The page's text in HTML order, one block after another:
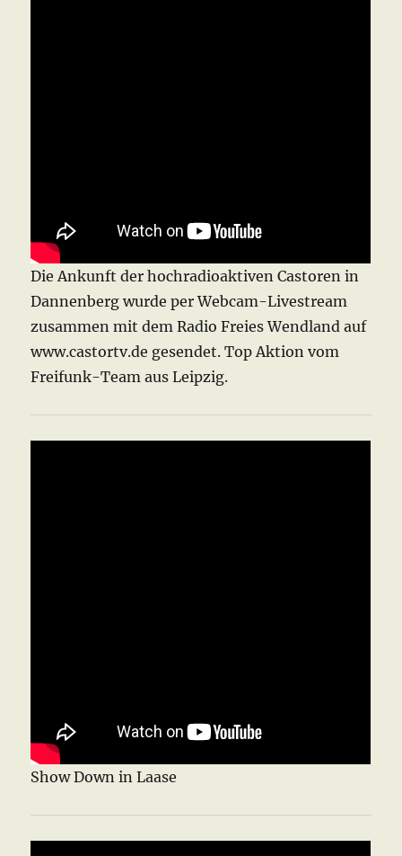
Die Ankunft der hochradioaktiven Castoren in
Dannenberg wurde per Webcam-Livestream
zusammen mit dem Radio Freies Wendland auf
www.castortv.de gesendet. Top Aktion vom
Freifunk-Team aus Leipzig.
Show Down in Laase